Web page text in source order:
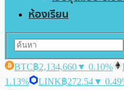
ห้องเรียน
BTC฿2,134,660▼ 0.10%
1.13%
LINK฿272.54▼